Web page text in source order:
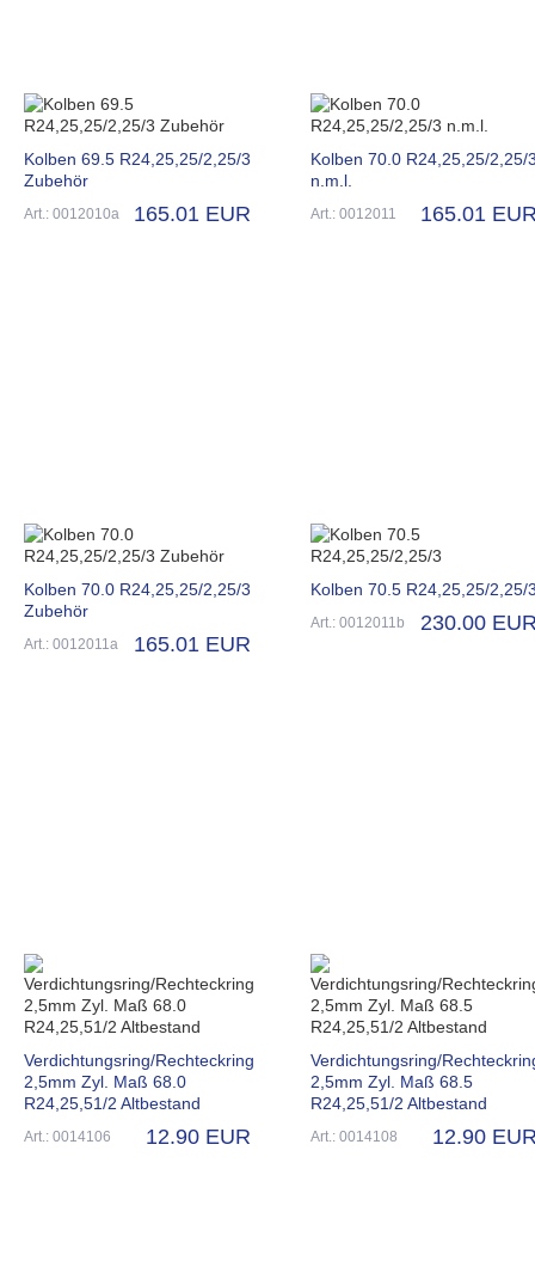
Kolben 69.5 R24,25,25/2,25/3
Zubehör
Art.: 0012010a 165.01 EUR
Kolben 70.0 R24,25,25/2,25/
n.m.l.
Art.: 0012011 165.01
Kolben 70.0 R24,25,25/2,25/3
Zubehör
Art.: 0012011a 165.01 EUR
Kolben 70.5 R24,25,25/2,25/
Art.: 0012011b 230.00
Verdichtungsring/Rechteckring
2,5mm Zyl. Maß 68.0
R24,25,51/2 Altbestand
Art.: 0014106 12.90 EUR
Verdichtungsring/
2,5mm Zyl. Maß 68.5
R24,25,51/2 Altbestand
Art.: 0014108 12.90